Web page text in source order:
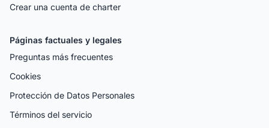
Crear una cuenta de charter
Páginas factuales y legales
Preguntas más frecuentes
Cookies
Protección de Datos Personales
Términos del servicio